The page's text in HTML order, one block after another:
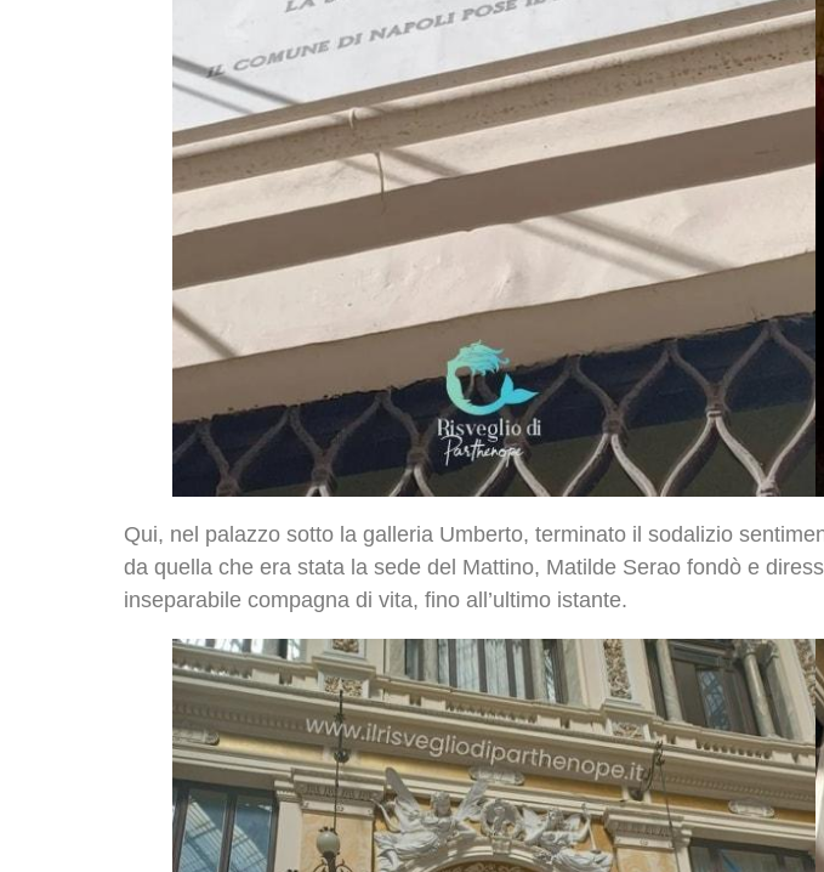
Qui, nel palazzo sotto la galleria Umberto, terminato il sodalizio
da quella che era stata la sede del Mattino, Matilde Serao fondò e
inseparabile compagna di vita, fino all’ultimo istante.